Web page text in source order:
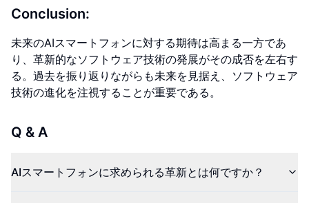
Conclusion:
未来のAIスマートフォンに対する期待は高まる一方であ
り、革新的なソフトウェア技術の発展がその成否を左右す
る。過去を振り返りながらも未来を見据え、ソフトウェア
技術の進化を注視することが重要である。
Q & A
AIスマートフォンに求められる革新とは何ですか？